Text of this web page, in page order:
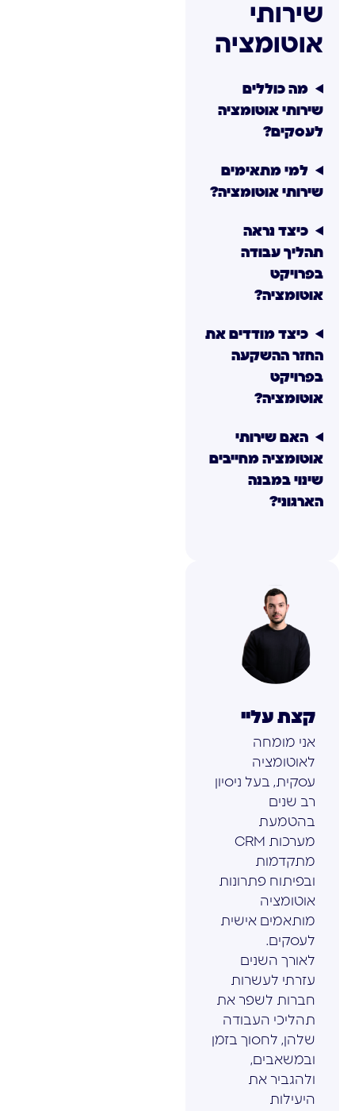
שירותי
אוטומציה
מה כוללים
שירותי אוטומציה
לעסקים?
למי מתאימים
שירותי אוטומציה?
כיצד נראה
תהליך עבודה
בפרויקט
אוטומציה?
כיצד מודדים את
החזר ההשקעה
בפרויקט
אוטומציה?
האם שירותי
אוטומציה מחייבים
שינוי במבנה
הארגוני?
קצת עליי
אני מומחה
לאוטומציה
עסקית, בעל ניסיון
רב שנים
בהטמעת
מערכות CRM
מתקדמות
ובפיתוח פתרונות
אוטומציה
מותאמים אישית
לעסקים.
לאורך השנים
עזרתי לעשרות
חברות לשפר את
תהליכי העבודה
שלהן, לחסוך בזמן
ובמשאבים,
ולהגביר את
היעילות